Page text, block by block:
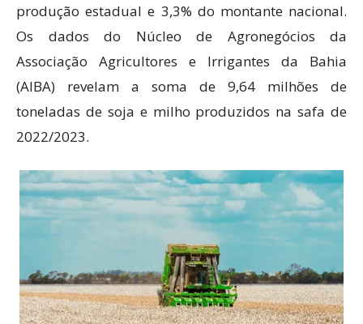
produção estadual e 3,3% do montante nacional.
Os dados do Núcleo de Agronegócios da
Associação Agricultores e Irrigantes da Bahia
(AIBA) revelam a soma de 9,64 milhões de
toneladas de soja e milho produzidos na safa de
2022/2023.